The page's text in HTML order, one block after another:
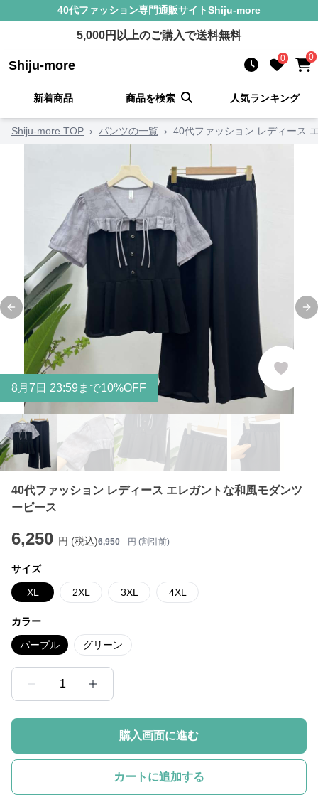
40代ファッション専門通販サイトShiju-more
5,000円以上のご購入で送料無料
Shiju-more 0 0
新着商品 商品を検索 人気ランキング
Shiju-more TOP › パンツの一覧 › 40代ファッション レディース
Previous slide
8月 7 日 23:59まで10%OFF
40代ファッション レディース エレガントな和風モダンツ
ーピース
6,250 円 (税込)6,950 円 (割引前)
サイズ
XL 2XL 3XL 4XL
カラー
パープル グリーン
1
購入画面に進む
カートに追加する